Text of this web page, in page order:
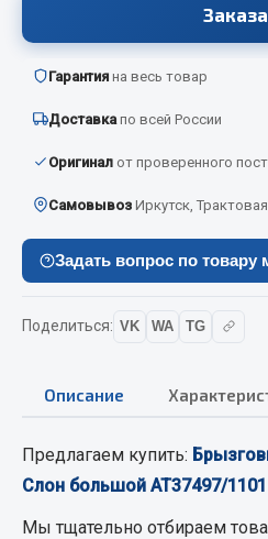
Автотовары
Автокаталоги
Аксессуары автомобильные
Брызговики
Показать ещё
Масла
Охладжающие жидкости
Гарантия на весь товар
Доставка по всей России
Оригинал от проверенного
Самовывоз Иркутск,
Задать вопрос по товару
Поделиться: VK WA TG
Описание
Предлагаем купить:
Слон большой АТ37497/1101
Мы тщательно отбираем